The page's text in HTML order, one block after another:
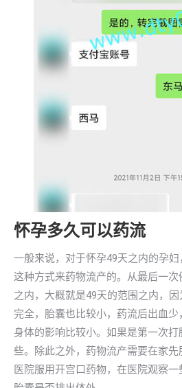
怀孕多久可以药流
一般来说，对于怀孕49天之内的孕
这种方式来药物流产的。从最后一次
之内，大概就是49天的范围之内，
完全，胎囊也比较小，药流后出血
身体的影响比较小。如果是第一次
些。除此之外，药物流产需要在家
医院服用开宫口药物，在医院观察